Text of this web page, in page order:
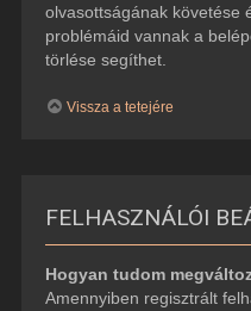
olvasottságának követése
problémáid vannak a
törlése segíthet.
Vissza a tetejére
FELHASZNÁLÓI
Hogyan tudom
Amennyiben regisztrált